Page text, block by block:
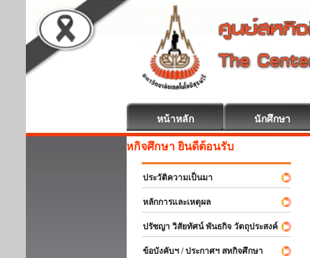
หน้าหลัก นักศึกษา
สหกิจศึกษา ยินดีต้อนรับ
ประวัติความเป็นมา
หลักการและเหตุผล
ปรัชญา วิสัยทัศน์ พันธกิจ วัตถุประสงค์
ข้อบังคับฯ / ประกาศฯ สหกิจศึกษา